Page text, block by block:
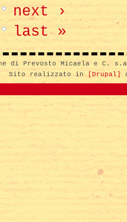
next ›
last »
di Prevosto Micaela e C.
Sito realizzato in
[Drupal]